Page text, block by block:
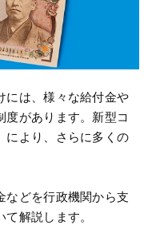
には、様々な給付金や
度があります。新型コ
により、さらに多くの
などを行政機関から支
解説します。